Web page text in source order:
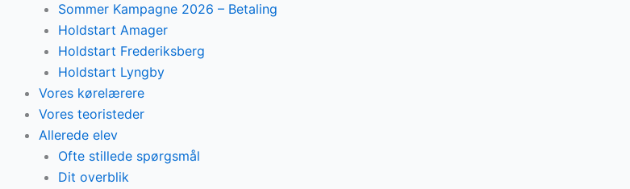
Sommer Kampagne 2026 – Betaling
Holdstart Amager
Holdstart Frederiksberg
Holdstart Lyngby
Vores kørelærere
Vores teoristeder
Allerede elev
Ofte stillede spørgsmål
Dit overblik